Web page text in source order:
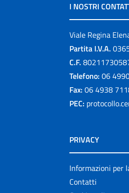
I NOSTRI
Viale Regina
Partita I.V.A.
C.F.
Telefono: 06
Fax: 06 4938
PEC:
PRIVACY
Informazioni per
Contatti